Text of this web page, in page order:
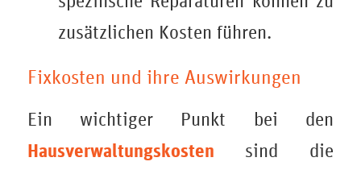
zusätzlichen Kosten führen.
Fixkosten und ihre Auswirkungen
Ein wichtiger Punkt bei den
Hausverwaltungskosten sind die